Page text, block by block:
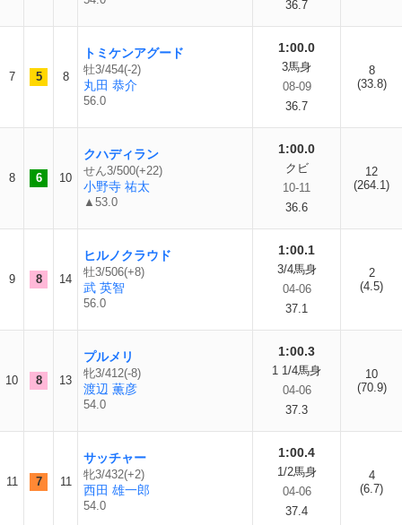
36.7
7 5 8
トミケンアグード
牡3/454(-2)
丸田 恭介
56.0
1:00.0
3馬身
08-09
36.7
8
(33.8)
8 6 10
クハディラン
せん3/500(+22)
小野寺 祐太
▲53.0
1:00.0
クビ
10-11
36.6
12
(264.1)
9 8 14
ヒルノクラウド
牡3/506(+8)
武 英智
56.0
1:00.1
3/4馬身
04-06
37.1
2
(4.5)
10 8 13
プルメリ
牝3/412(-8)
渡辺 薫彦
54.0
1:00.3
1 1/4馬身
04-06
37.3
10
(70.9)
11 7 11
サッチャー
牝3/432(+2)
西田 雄一郎
54.0
1:00.4
1/2馬身
04-06
37.4
4
(6.7)